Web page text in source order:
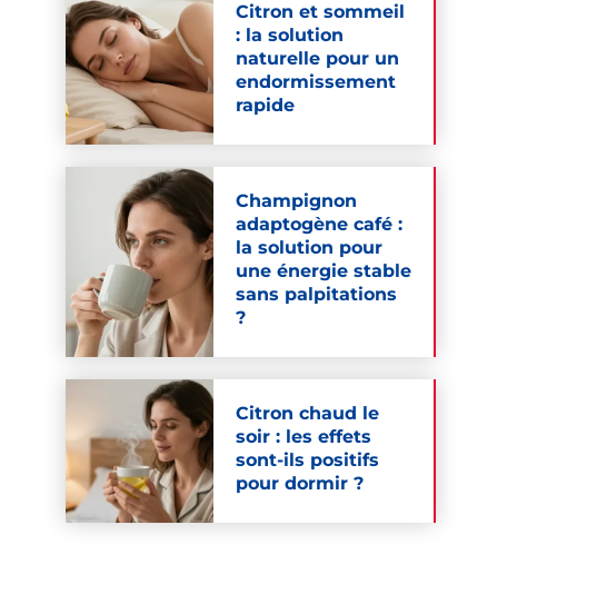
Citron et sommeil
: la solution
naturelle pour un
endormissement
rapide
Champignon
adaptogène café :
la solution pour
une énergie stable
sans palpitations
?
Citron chaud le
soir : les effets
sont-ils positifs
pour dormir ?